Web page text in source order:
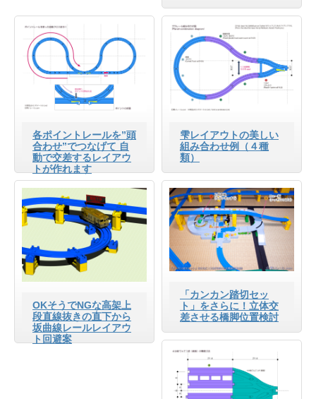
各ポイントレールを”頭
合わせ”でつなげて 自
動で交差するレイアウ
トが作れます
雫レイアウトの美しい
組み合わせ例（４種
類）
OKそうでNGな高架上
段直線抜きの直下から
坂曲線レールレイアウ
ト回避案
「カンカン踏切セッ
ト」をさらに！立体交
差させる橋脚位置検討